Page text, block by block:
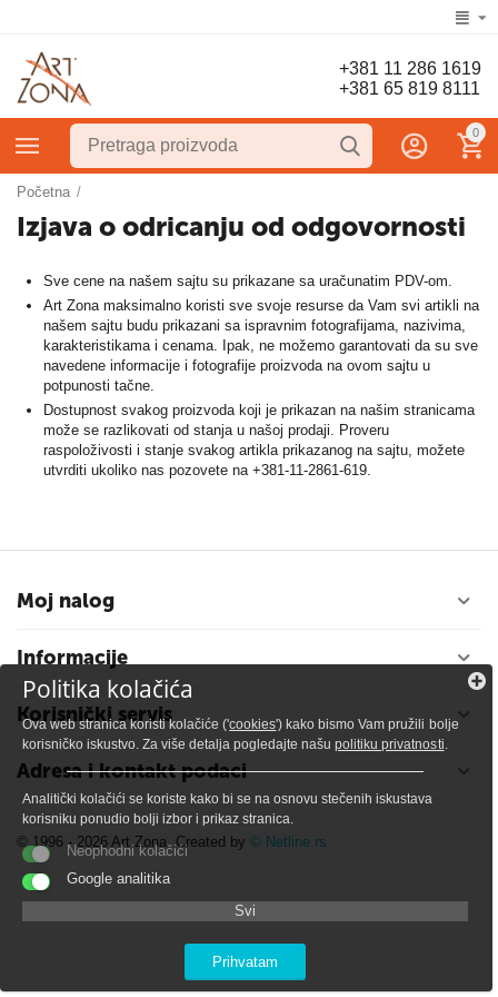
+381 11 286 1619
+381 65 819 8111
0
Početna /
Izjava o odricanju od odgovornosti
Sve cene na našem sajtu su prikazane sa uračunatim PDV-om.
Art Zona maksimalno koristi sve svoje resurse da Vam svi artikli na
našem sajtu budu prikazani sa ispravnim fotografijama, nazivima,
karakteristikama i cenama. Ipak, ne možemo garantovati da su sve
navedene informacije i fotografije proizvoda na ovom sajtu u
potpunosti tačne.
Dostupnost svakog proizvoda koji je prikazan na našim stranicama
može se razlikovati od stanja u našoj prodaji. Proveru
raspoloživosti i stanje svakog artikla prikazanog na sajtu, možete
utvrditi ukoliko nas pozovete na +381-11-2861-619.
Moj nalog
Informacije
Korisnički servis
Adresa i kontakt podaci
© 1996 - 2026 Art Zona. Created by© Netline.rs
Politika kolačića
Ova web stranica koristi kolačiće ('cookies') kako bismo Vam pružili bolje
korisničko iskustvo. Za više detalja pogledajte našupolitiku privatnosti.
Analitički kolačići se koriste kako bi se na osnovu stečenih iskustava
korisniku ponudio bolji izbor i prikaz stranica.
Neophodni kolačići
Google analitika
Svi
Prihvatam